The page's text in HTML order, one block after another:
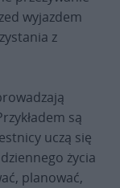
wyjazdem
z
są
uczą się
życia
planować,